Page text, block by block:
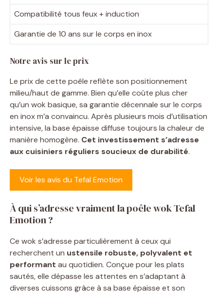
Compatibilité tous feux + induction
Garantie de 10 ans sur le corps en inox
Notre avis sur le prix
Le prix de cette poêle reflète son positionnement
milieu/haut de gamme. Bien qu’elle coûte plus cher
qu’un wok basique, sa garantie décennale sur le corps
en inox m’a convaincu. Après plusieurs mois d’utilisation
intensive, la base épaisse diffuse toujours la chaleur de
manière homogène. Cet investissement s’adresse
aux cuisiniers réguliers soucieux de durabilité.
Voir les avis du Tefal Emotion
À qui s’adresse vraiment la poêle wok Tefal
Emotion ?
Ce wok s’adresse particulièrement à ceux qui
recherchent un ustensile robuste, polyvalent et
performant au quotidien. Conçue pour les plats
sautés, elle dépasse les attentes en s’adaptant à
diverses cuissons grâce à sa base épaisse et son